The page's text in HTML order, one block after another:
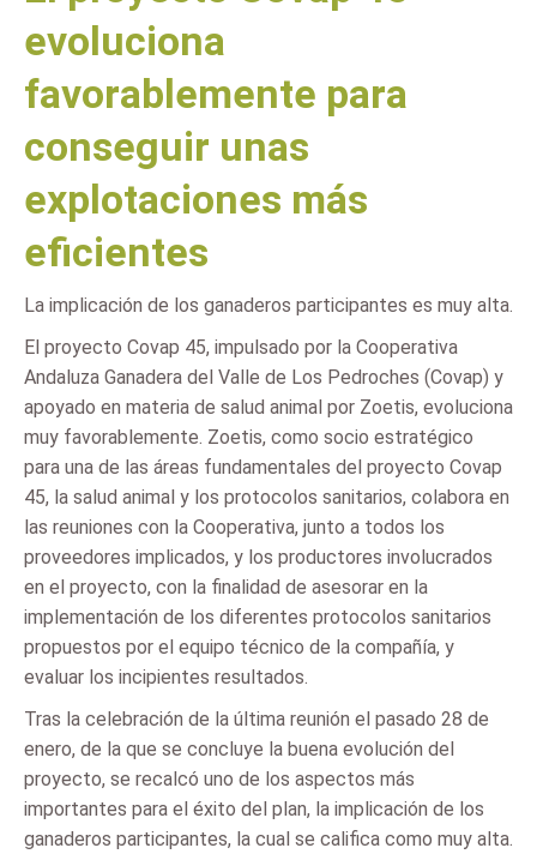
evoluciona
favorablemente para
conseguir unas
explotaciones más
eficientes
La implicación de los ganaderos participantes es muy alta.
El proyecto Covap 45, impulsado por la Cooperativa
Andaluza Ganadera del Valle de Los Pedroches (Covap) y
apoyado en materia de salud animal por Zoetis, evoluciona
muy favorablemente. Zoetis, como socio estratégico
para una de las áreas fundamentales del proyecto Covap
45, la salud animal y los protocolos sanitarios, colabora en
las reuniones con la Cooperativa, junto a todos los
proveedores implicados, y los productores involucrados
en el proyecto, con la finalidad de asesorar en la
implementación de los diferentes protocolos sanitarios
propuestos por el equipo técnico de la compañía, y
evaluar los incipientes resultados.
Tras la celebración de la última reunión el pasado 28 de
enero, de la que se concluye la buena evolución del
proyecto, se recalcó uno de los aspectos más
importantes para el éxito del plan, la implicación de los
ganaderos participantes, la cual se califica como muy alta.